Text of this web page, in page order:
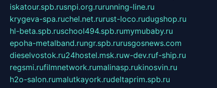
iskatour.spb.rusnpi.org.rurunning-line.ru
krygeva-spa.ruchel.net.rurust-loco.rudugshop.ru
hl-beta.spb.ruschool494.spb.rumymubaby.ru
epoha-metalband.rungr.spb.rurusgosnews.com
dieselvostok.ru24hostel.msk.ruw-dev.ruf-ship.ru
regsmi.rufilmnetwork.rumalinasp.rukinosvin.ru
h2o-salon.rumalutkayork.rudeltaprim.spb.ru